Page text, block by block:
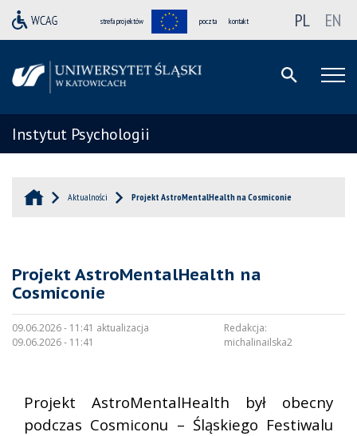
strefa projektów poczta kontakt PL EN
Instytut Psychologii
Aktualności Projekt AstroMentalHealth na Cosmiconie
Projekt AstroMentalHealth na
Cosmiconie
09.06.2026 - 11:41 aktualizacja
09.06.2026 - 11:41
Redakcja:
michalinailska2
Projekt AstroMentalHealth był obecny
podczas Cosmiconu – Śląskiego Festiwalu